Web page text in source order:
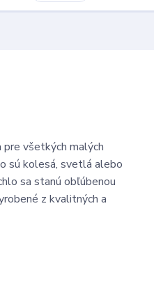
všetkých malých
sú kolesá, svetlá alebo
sa stanú obľúbenou
z kvalitných a